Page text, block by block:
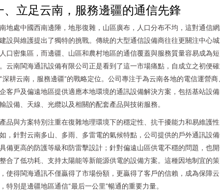
、立足云南，服務邊疆的通信先鋒
地處中國西南邊陲，地形復雜，山區廣布，人口分布不均，這對通信
設與維護提出了獨特的挑戰。傳統的大型通信設備商往往更關注中心
口密集區，而邊疆、山區和農村地區的通信覆蓋與服務質量容易成為短
云南閩海通訊設備有限公司正是看到了這一市場痛點，自成立之初便
深耕云南，服務邊疆”的戰略定位。公司專注于為云南各地的電信運營商
客戶及偏遠地區提供適應本地環境的通訊設備解決方案，包括基站設
設備、天線、光纜以及相關的配套產品與技術服務。
品與方案特別注重在復雜地理環境下的穩定性、抗干擾能力和易維護
，針對云南多山、多雨、多雷電的氣候特點，公司提供的戶外通訊設
備更高的防護等級和防雷擊設計；針對偏遠山區供電不穩的問題，也
合了低功耗、支持太陽能等新能源供電的設備方案。這種因地制宜的策
使得閩海通訊不僅贏得了市場份額，更贏得了客戶的信賴，成為保障云
特別是邊疆地區通信“最后一公里”暢通的重要力量。